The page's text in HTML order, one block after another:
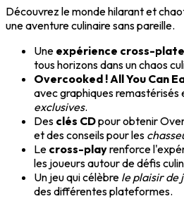
Découvrez le monde hilarant et
une aventure culinaire sans pareille.
Une expérience cross-
tous horizons dans un chaos
Overcooked ! All You Can
avec graphiques remastérisés
exclusives.
Des clés CDpour obtenir
et des conseils pour les
Le cross-playrenforce
les joueurs autour de défis
Un jeu qui célèbre le plaisir de
des différentes plateformes.